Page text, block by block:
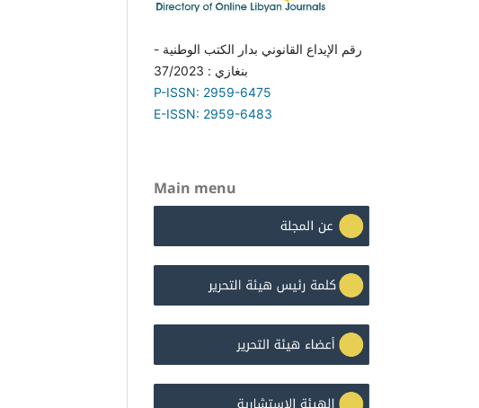
رقم الإيداع القانوني بدار الكتب الوطنية -
بنغازي : 37/2023
P-ISSN: 2959-6475
E-ISSN: 2959-6483
Main menu